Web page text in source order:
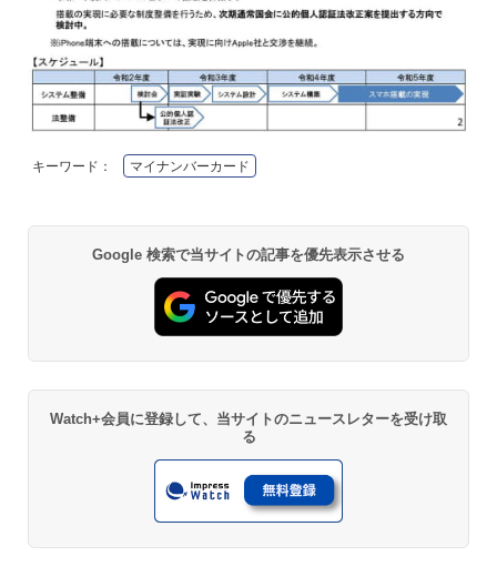
キーワード： マイナンバーカード
Google 検索で当サイトの記事を優先表示させる
Watch+会員に登録して、当サイトのニュースレターを受け取
る